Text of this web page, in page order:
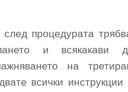
след процедурата
и всякакави
на
всички